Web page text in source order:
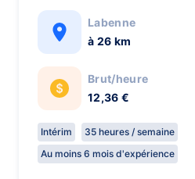
Labenne
à 26 km
Brut/heure
12,36 €
Intérim
35 heures / semaine
Au moins 6 mois d'expérience